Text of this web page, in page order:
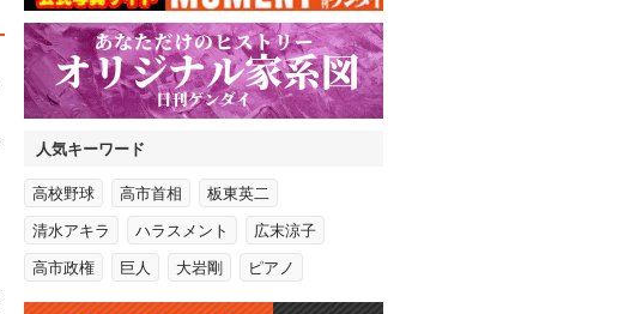
人気キーワード
高校野球 高市首相 板東英二
清水アキラ ハラスメント 広末涼子
高市政権 巨人 大岩剛 ピアノ